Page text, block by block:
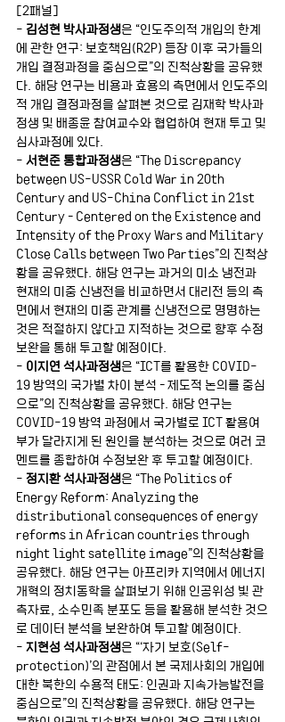
[2패널]
- 김성현 박사과정생은 “인도주의적 개입의 한계
에 관한 연구: 보호책임(R2P) 등장 이후 국가들의
개입 결정과정을 중심으로”의 진척상황을 공유했
다. 해당 연구는 비용과 효용의 측면에서 인도주의
적 개입 결정과정을 살펴본 것으로 김재학 박사과
정생 및 배종윤 참여교수와 협업하여 현재 투고 및
심사과정에 있다.
- 서현준 통합과정생은 “The Discrepancy
between US-USSR Cold War in 20th
Century and US-China Conflict in 21st
Century – Centered on the Existence and
Intensity of the Proxy Wars and Military
Close Calls between Two Parties”의 진척상
황을 공유했다. 해당 연구는 과거의 미소 냉전과
현재의 미중 신냉전을 비교하면서 대리전 등의 측
면에서 현재의 미중 관계를 신냉전으로 명명하는
것은 적절하지 않다고 지적하는 것으로 향후 수정
보완을 통해 투고할 예정이다.
- 이지연 석사과정생은 “ICT를 활용한 COVID-
19 방역의 국가별 차이 분석 – 제도적 논의를 중심
으로”의 진척상황을 공유했다. 해당 연구는
COVID-19 방역 과정에서 국가별로 ICT 활용여
부가 달라지게 된 원인을 분석하는 것으로 여러 코
멘트를 종합하여 수정보완 후 투고할 예정이다.
- 정지환 석사과정생은 “The Politics of
Energy Reform: Analyzing the
distributional consequences of energy
reforms in African countries through
night light satellite image”의 진척상황을
공유했다. 해당 연구는 아프리카 지역에서 에너지
개혁의 정치동학을 살펴보기 위해 인공위성 빛 관
측자료, 소수민족 분포도 등을 활용해 분석한 것으
로 데이터 분석을 보완하여 투고할 예정이다.
- 지현성 석사과정생은 “‘자기 보호(Self-
protection)’의 관점에서 본 국제사회의 개입에
대한 북한의 수용적 태도: 인권과 지속가능발전을
중심으로”의 진척상황을 공유했다. 해당 연구는